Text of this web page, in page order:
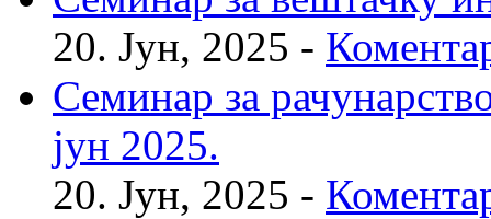
20. Јун, 2025 -
Семинар за
јун 2025.
20. Јун, 2025 -